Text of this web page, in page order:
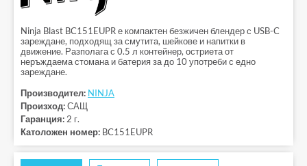
Ninja Blast BC151EUPR е компактен безжичен блендер с USB-C
зареждане, подходящ за смутита, шейкове и напитки в
движение. Разполага с 0.5 л контейнер, остриета от
неръждаема стомана и батерия за до 10 употреби с едно
зареждане.
Производител: NINJA
Произход:САЩ
Гаранция:2 г.
Католожен номер: BC151EUPR